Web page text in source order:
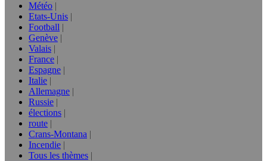
Météo
Etats-Unis
Football
Genève
Valais
France
Espagne
Italie
Allemagne
Russie
élections
route
Crans-Montana
Incendie
Tous les thèmes